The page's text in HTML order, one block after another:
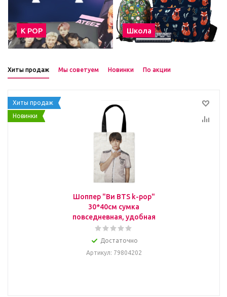
К POP Школа
Хиты продаж Мы советуем Новинки По акции
Хиты продаж
Новинки
Шоппер "Ви BTS k-pop"
30*40см сумка
повседневная, удобная
Достаточно
Артикул: 79804202